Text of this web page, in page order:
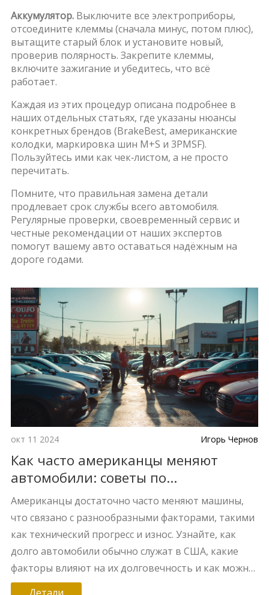
Аккумулятор.Выключите все электроприборы,
отсоедините клеммы (сначала минус, потом плюс),
вытащите старый блок и установите новый,
проверив полярность. Закрепите клеммы,
включите зажигание и убедитесь, что всё
работает.
Каждая из этих процедур описана подробнее в
наших отдельных статьях, где указаны нюансы
конкретных брендов (BrakeBest, американские
колодки, маркировка шин M+S и 3PMSF).
Пользуйтесь ими как чек‑листом, а не просто
перечитать.
Помните, что правильная замена детали
продлевает срок службы всего автомобиля.
Регулярные проверки, своевременный сервис и
честные рекомендации от наших экспертов
помогут вашему авто оставаться надёжным на
дороге годами.
окт 11 2024 Игорь Чернов
Как часто американцы меняют
автомобили: советы по
долговечности кузова
Американцы достаточно часто меняют машины,
что связано с разнообразными факторами, такими
как технический прогресс и износ. Узнайте, как
долго автомобили обычно служат в США, какие
факторы влияют на их долговечность и как можно
продлить срок службы автомобиля. Мы делимся